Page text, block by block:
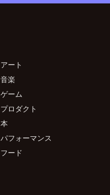
アート
音楽
ゲーム
プロダクト
本
パフォーマンス
フード